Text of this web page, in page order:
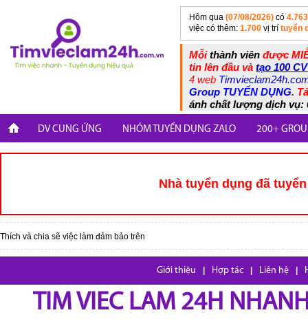
Hôm qua (07/08/2026) có 4.763
việc có thêm: 1.700 vị trí tuyển
Mỗithành viên được
tin lên đầu và tạo 100
4 web
Group TUYỂN DỤNG.
ánh chất lượng dịch vụ:
DV CUNG ỨNG NHÓM TUYỂN DỤNG ZALO 200+
Nhà tuyển dụng đã
Thích và chia sẽ việc làm đảm bảo trên
Giới thiệu Hợp tác Liên hệ
TIM VIEC LAM 24H